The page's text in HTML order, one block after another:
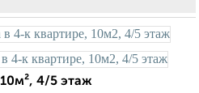
4/5 этаж